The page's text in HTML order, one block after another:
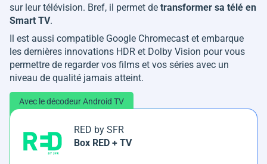
sur leur télévision. Bref, il permet de transformer sa télé en
Smart TV.
Il est aussi compatible Google Chromecast et embarque
les dernières innovations HDR et Dolby Vision pour vous
permettre de regarder vos films et vos séries avec un
niveau de qualité jamais atteint.
Avec le décodeur Android TV
RED by SFR
Box RED + TV